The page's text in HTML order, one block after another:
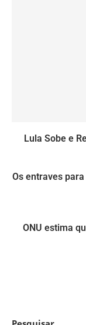
Lula Sobe e
Os entraves
ONU estima